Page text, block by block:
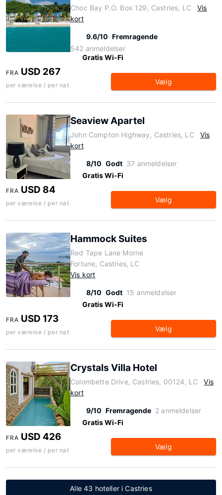
Choc Bay P.O. Box 129, Castries, LC
Vis
kort
9.6/10 Fremragende
542 anmeldelser
Gratis Wi-Fi
FRA USD 267
per værelse / per nat Vælg
Seaview Apartel
John Compton Highway, Castries, LC
Vis
kort
8/10 Godt 37 anmeldelser
Gratis Wi-Fi
FRA USD 84
per værelse / per nat Vælg
Hammock Suites
Red Tape Lane Morne
Fortune, Castries, LC
Vis kort
8/10 Godt 15 anmeldelser
Gratis Wi-Fi
FRA USD 173
per værelse / per nat Vælg
Crystals Villa Hotel
Colombette Drive, Castries, 00124, LC
Vis
kort
9/10 Fremragende 2 anmeldelser
Gratis Wi-Fi
FRA USD 426
per værelse / per nat Vælg
Alle 43 hoteller i Castries